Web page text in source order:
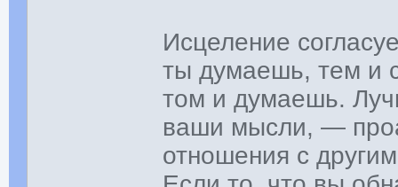
Исцеление
ты думаешь, тем и
том и думаешь.
ваши мысли, —
отношения с